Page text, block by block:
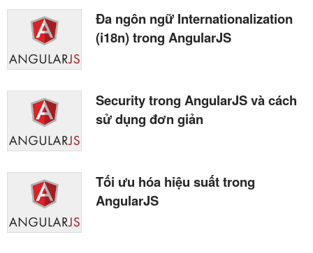
Đa ngôn ngữ Internationalization
(i18n) trong AngularJS
Security trong AngularJS và cách
sử dụng đơn giản
Tối ưu hóa hiệu suất trong
AngularJS